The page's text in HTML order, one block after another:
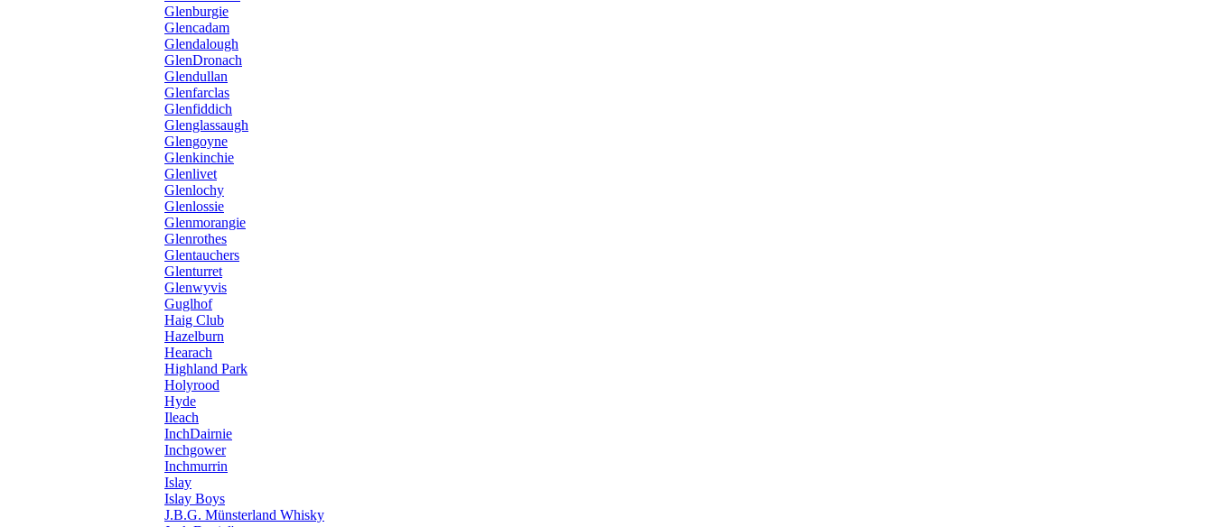
Glenburgie
Glencadam
Glendalough
GlenDronach
Glendullan
Glenfarclas
Glenfiddich
Glenglassaugh
Glengoyne
Glenkinchie
Glenlivet
Glenlochy
Glenlossie
Glenmorangie
Glenrothes
Glentauchers
Glenturret
Glenwyvis
Guglhof
Haig Club
Hazelburn
Hearach
Highland Park
Holyrood
Hyde
Ileach
InchDairnie
Inchgower
Inchmurrin
Islay
Islay Boys
J.B.G. Münsterland Whisky